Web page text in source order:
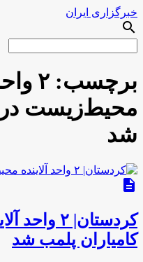
خبرگزاری ایران
search
برچسب:
۲
محیط‌زیست در
شد
description
کردستان|
کامیاران پلمب شد